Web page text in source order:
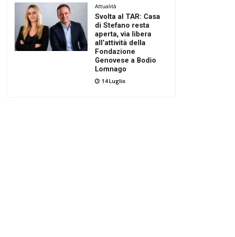
Attualità
Svolta al TAR: Casa
di Stefano resta
aperta, via libera
all’attività della
Fondazione
Genovese a Bodio
Lomnago
14 Luglio